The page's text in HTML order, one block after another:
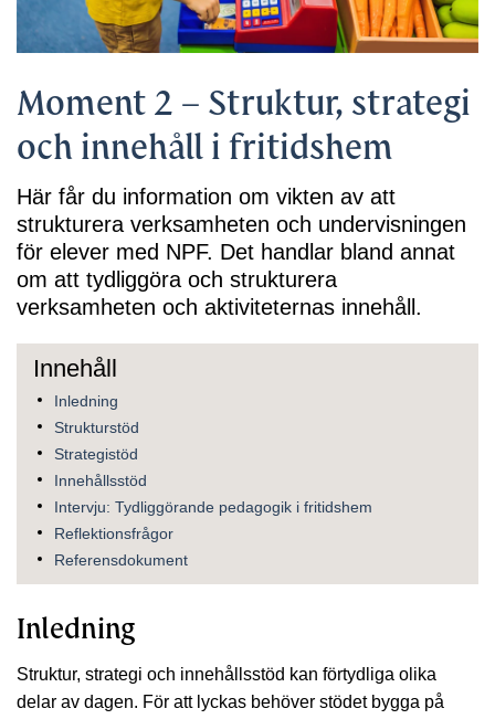
Moment 2 – Struktur, strategi
och innehåll i fritidshem
Här får du information om vikten av att
strukturera verksamheten och undervisningen
för elever med NPF. Det handlar bland annat
om att tydliggöra och strukturera
verksamheten och aktiviteternas innehåll.
Inledning
Strukturstöd
Strategistöd
Innehållsstöd
Intervju: Tydliggörande pedagogik i fritidshem
Reflektionsfrågor
Referensdokument
Inledning
Struktur, strategi och innehållsstöd kan förtydliga olika
delar av dagen. För att lyckas behöver stödet bygga på